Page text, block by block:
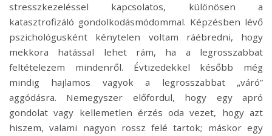
stresszkezeléssel kapcsolatos, különösen a
katasztrofizáló gondolkodásmódommal. Képzésben lévő
pszichológusként kénytelen voltam ráébredni, hogy
mekkora hatással lehet rám, ha a legrosszabbat
feltételezem mindenről. Évtizedekkel később még
mindig hajlamos vagyok a legrosszabbat „váró”
aggódásra. Nemegyszer előfordul, hogy egy apró
gondolat vagy kellemetlen érzés oda vezet, hogy azt
hiszem, valami nagyon rossz felé tartok; máskor egy